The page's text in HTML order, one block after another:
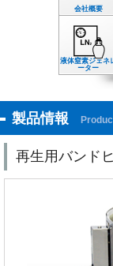
会社概要
液体窒素ジェネ
ーター
製品情報
再生用バンド